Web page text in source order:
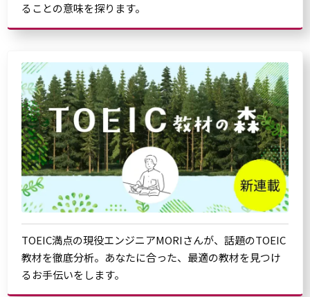
ることの意味を探ります。
TOEIC満点の現役エンジニアMORIさんが、話題のTOEIC
教材を徹底分析。あなたに合った、最適の教材を見つけ
るお手伝いをします。